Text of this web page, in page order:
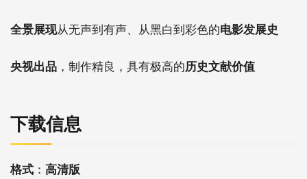
全景展现从无声到有声、从黑白到彩色的电影发展史
央视出品 ，制作精良，具有极高的历史文献价值
下载信息
格式 ： 高清版